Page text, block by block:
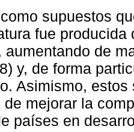
supuestos
fue
aumentando de
y, de forma
Asimismo,
de mejorar la
países en